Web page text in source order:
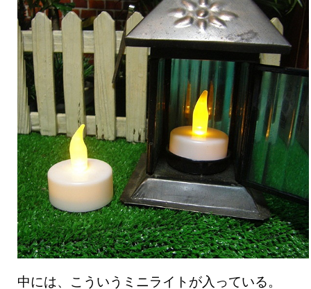
中には、こういうミニライトが入っている。